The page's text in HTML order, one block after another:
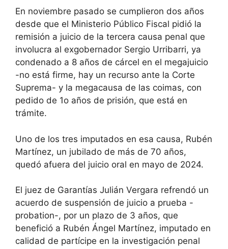
En noviembre pasado se cumplieron dos años
desde que el Ministerio Público Fiscal pidió la
remisión a juicio de la tercera causa penal que
involucra al exgobernador Sergio Urribarri, ya
condenado a 8 años de cárcel en el megajuicio
-no está firme, hay un recurso ante la Corte
Suprema- y la megacausa de las coimas, con
pedido de 1o años de prisión, que está en
trámite.
Uno de los tres imputados en esa causa, Rubén
Martínez, un jubilado de más de 70 años,
quedó afuera del juicio oral en mayo de 2024.
El juez de Garantías Julián Vergara refrendó un
acuerdo de suspensión de juicio a prueba -
probation-, por un plazo de 3 años, que
benefició a Rubén Ángel Martínez, imputado en
calidad de partícipe en la investigación penal